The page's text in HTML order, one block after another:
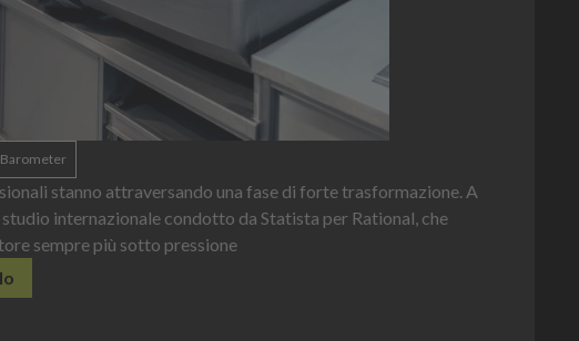
La novità di quest'anno è la Chef Bottle 1L: ergonomica, con
contenuto e dosaggio sempre sotto controllo
Leggi l'articolo